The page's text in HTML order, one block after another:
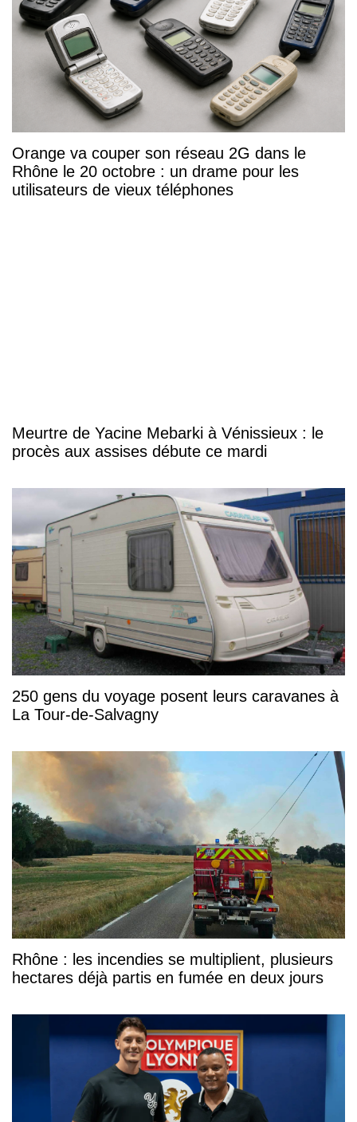
Orange va couper son réseau 2G dans le
Rhône le 20 octobre : un drame pour les
utilisateurs de vieux téléphones
Meurtre de Yacine Mebarki à Vénissieux : le
procès aux assises débute ce mardi
250 gens du voyage posent leurs caravanes à
La Tour-de-Salvagny
Rhône : les incendies se multiplient, plusieurs
hectares déjà partis en fumée en deux jours